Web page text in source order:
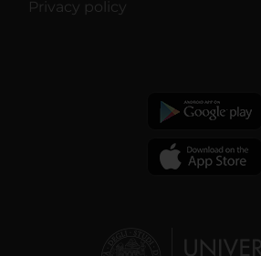
Privacy policy